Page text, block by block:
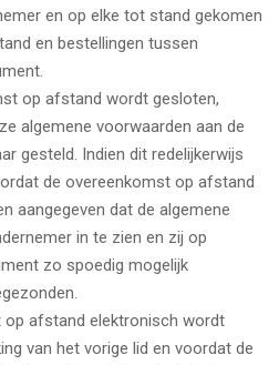
en op elke tot stand gekomen
en bestellingen tussen
op afstand wordt gesloten,
algemene voorwaarden aan de
gesteld. Indien dit redelijkerwijs
de overeenkomst op afstand
aangegeven dat de algemene
in te zien en zij op
zo spoedig mogelijk
op afstand elektronisch wordt
van het vorige lid en voordat de